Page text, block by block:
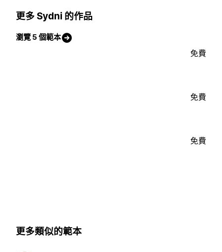
更多 Sydni 的作品
瀏覽 5 個範本
免費
免費
免費
更多類似的範本